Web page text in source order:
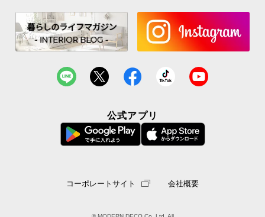
公式アプリ
コーポレートサイト 会社概要